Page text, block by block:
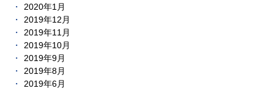
2020年1月
2019年12月
2019年11月
2019年10月
2019年9月
2019年8月
2019年6月